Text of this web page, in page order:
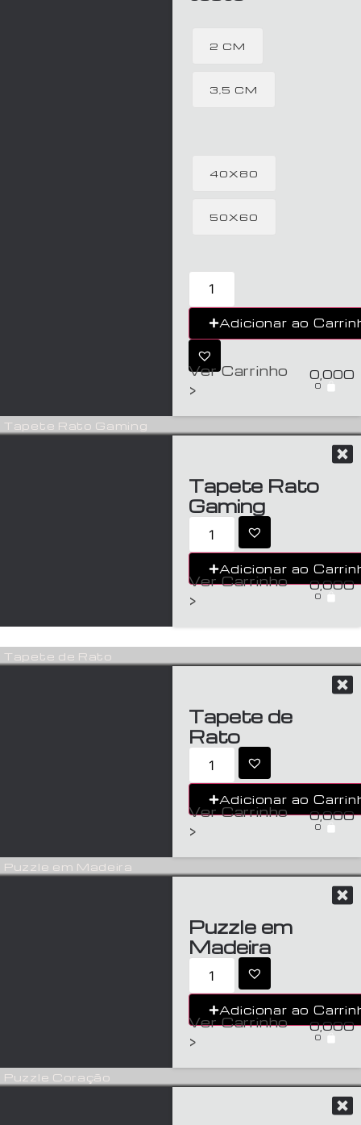
2 CM
3,5 CM
40X80
50X60
Adicionar ao
Ver Carrinho
>
0,00€
0
Tapete Rato Gaming
Tapete Rato
Gaming
Adicionar ao
Ver Carrinho
>
0,00€
0
Tapete de Rato
Tapete de
Rato
Adicionar ao
Ver Carrinho
>
0,00€
0
Puzzle em Madeira
Puzzle em
Madeira
Adicionar ao
Ver Carrinho
>
0,00€
0
Puzzle Coração